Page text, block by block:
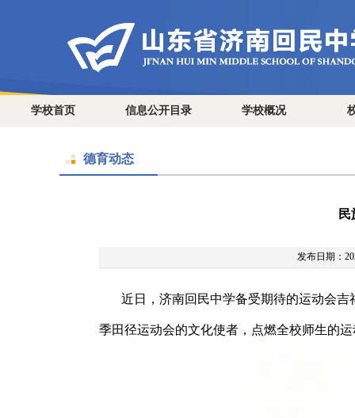
学校首页 信息公开目录 学校概况
德育动态
发布日期：
近日，济南回民中学备受期待的运动会吉
季田径运动会的文化使者，点燃全校师生的